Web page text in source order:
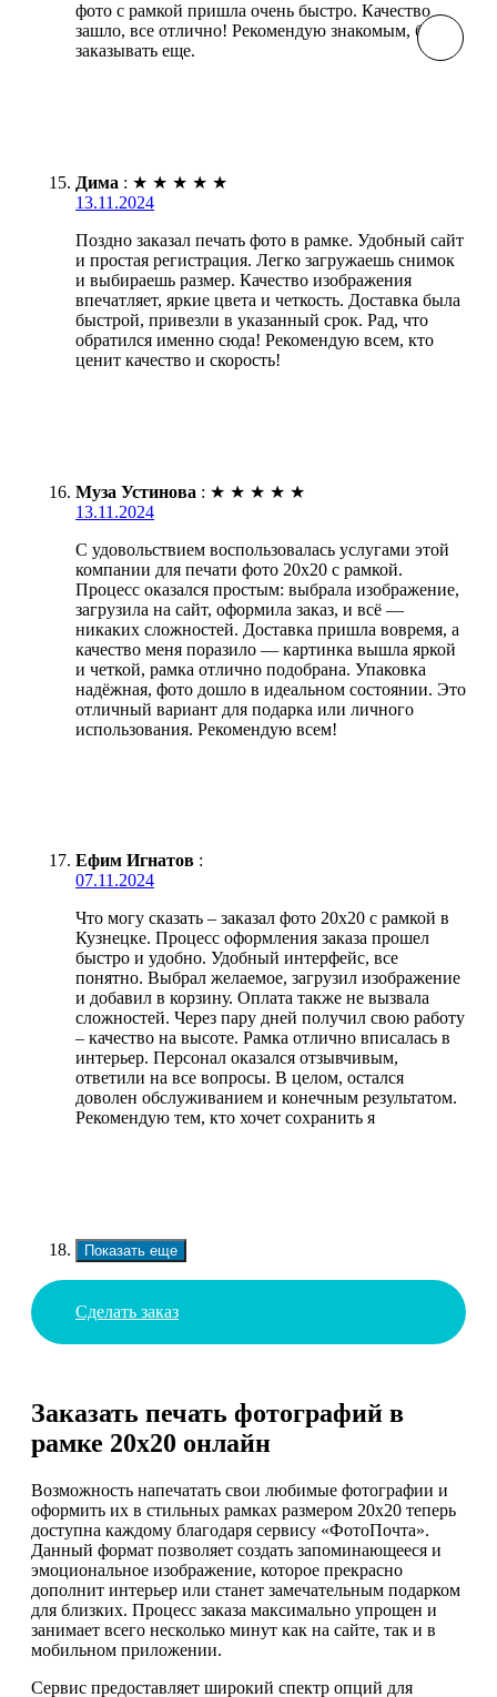
фото с рамкой пришла очень быстро. Качество
зашло, все отлично! Рекомендую знакомым, буду
заказывать еще.
Дима : ★ ★ ★ ★ ★
13.11.2024
Поздно заказал печать фото в рамке. Удобный сайт
и простая регистрация. Легко загружаешь снимок
и выбираешь размер. Качество изображения
впечатляет, яркие цвета и четкость. Доставка была
быстрой, привезли в указанный срок. Рад, что
обратился именно сюда! Рекомендую всем, кто
ценит качество и скорость!
Муза Устинова : ★ ★ ★ ★ ★
13.11.2024
С удовольствием воспользовалась услугами этой
компании для печати фото 20х20 с рамкой.
Процесс оказался простым: выбрала изображение,
загрузила на сайт, оформила заказ, и всё —
никаких сложностей. Доставка пришла вовремя, а
качество меня поразило — картинка вышла яркой
и четкой, рамка отлично подобрана. Упаковка
надёжная, фото дошло в идеальном состоянии. Это
отличный вариант для подарка или личного
использования. Рекомендую всем!
Ефим Игнатов :
07.11.2024
Что могу сказать – заказал фото 20х20 с рамкой в
Кузнецке. Процесс оформления заказа прошел
быстро и удобно. Удобный интерфейс, все
понятно. Выбрал желаемое, загрузил изображение
и добавил в корзину. Оплата также не вызвала
сложностей. Через пару дней получил свою работу
– качество на высоте. Рамка отлично вписалась в
интерьер. Персонал оказался отзывчивым,
ответили на все вопросы. В целом, остался
доволен обслуживанием и конечным результатом.
Рекомендую тем, кто хочет сохранить я
Показать еще
Сделать заказ
Заказать печать фотографий в
рамке 20х20 онлайн
Возможность напечатать свои любимые фотографии и
оформить их в стильных рамках размером 20х20 теперь
доступна каждому благодаря сервису «ФотоПочта».
Данный формат позволяет создать запоминающееся и
эмоциональное изображение, которое прекрасно
дополнит интерьер или станет замечательным подарком
для близких. Процесс заказа максимально упрощен и
занимает всего несколько минут как на сайте, так и в
мобильном приложении.
Сервис предоставляет широкий спектр опций для